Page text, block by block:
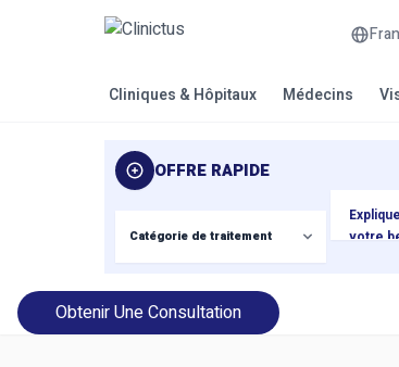
Cliniques & Hôpitaux Médecins
OFFRE RAPIDE
Obtenir Une Consultation